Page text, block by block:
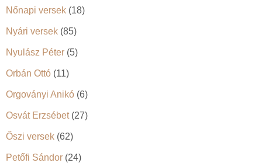
Nőnapi versek (18)
Nyári versek (85)
Nyulász Péter (5)
Orbán Ottó (11)
Orgoványi Anikó (6)
Osvát Erzsébet(27)
Őszi versek (62)
Petőfi Sándor (24)